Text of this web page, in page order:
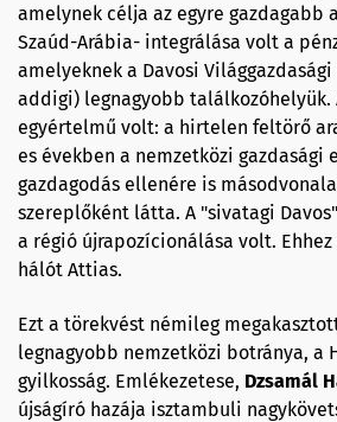
amelynek célja az egyre gazdagabb
Szaúd-Arábia- integrálása volt a
amelyeknek a Davosi
addigi) legnagyobb találkozóhelyük.
egyértelmű volt: a hirtelen feltörő
es években a nemzetközi gazdasági
gazdagodás ellenére is
szereplőként látta. A "sivatagi
a régió újrapozícionálása volt.
hálót Attias.
Ezt a törekvést némileg
legnagyobb nemzetközi botránya, a
gyilkosság. Emlékezetese, Dzsamál
újságíró hazája isztambuli